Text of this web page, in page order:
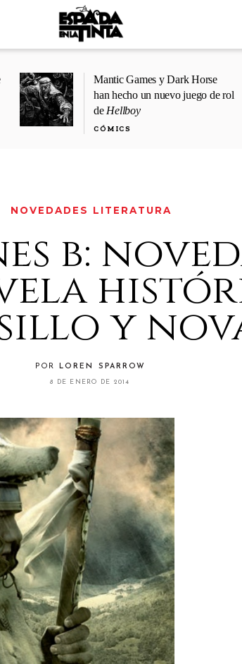
Mantic Games y Dark Horse
han hecho un nuevo juego de rol
de Hellboy
CÓMICS
NOVEDADES LITERATURA
b:
y
POR LOREN SPARROW
8 DE ENERO DE 2014